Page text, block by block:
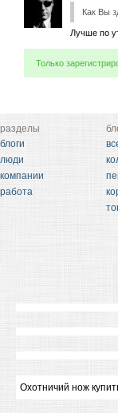
Как Вы
Лучше по
Только
разделы
блоги
люди
компании
работа
Охотничий нож